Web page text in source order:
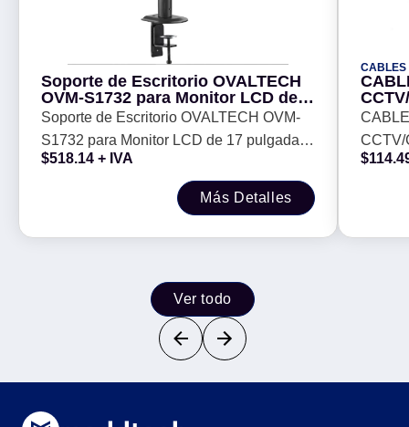
Soporte de Escritorio OVALTECH
OVM-S1732 para Monitor LCD de
17 pulgadas a 32 pulgadas
(Resistencia 8kgs) -
Soporte de Escritorio OVALTECH OVM-
S1732 para Monitor LCD de 17 pulgadas
a 32 pulgadas (Resistencia 8kgs) -
$518.14 + IVA
Más Detalles
CABLES
ENERGÍA PRE-
CCTV/
$
Ver todo